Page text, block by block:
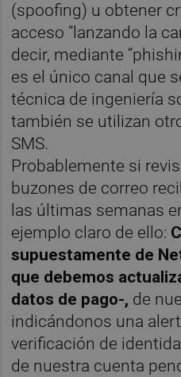
(spoofing) u obtener
acceso “lanzando la
decir, mediante
es el único canal que
técnica de ingeniería
también se utilizan
SMS.
Probablemente si
buzones de correo
las últimas semanas
ejemplo claro de ello:
supuestamente de
que debemos
datos de pago-, de
indicándonos una
verificación de
de nuestra cuenta